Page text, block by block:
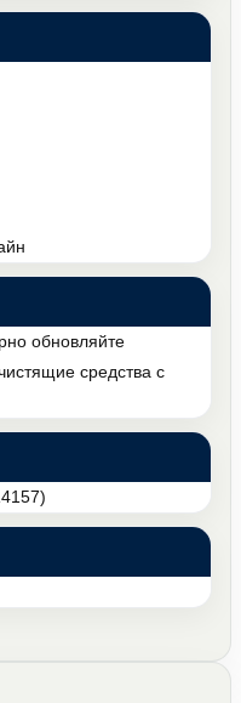
обновляйте
средства с